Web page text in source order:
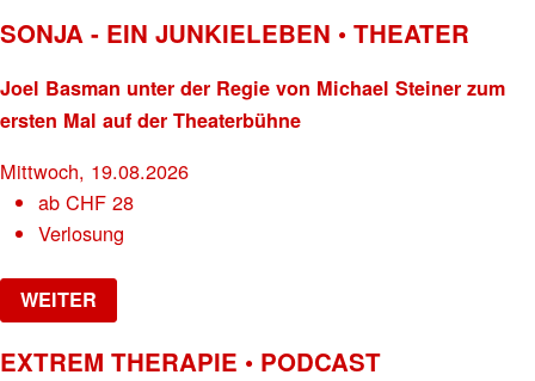
SONJA - EIN JUNKIELEBEN • THEATER
Joel Basman unter der Regie von Michael Steiner zum
ersten Mal auf der Theaterbühne
Mittwoch, 19.08.2026
abCHF 28
Verlosung
WEITER
EXTREM THERAPIE • PODCAST